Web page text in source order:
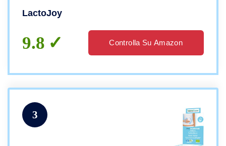
Probiotico per la Digestione di Latte I
Vegan I 240 Capsule
LactoJoy
9.8 Controlla Su Amazon
3